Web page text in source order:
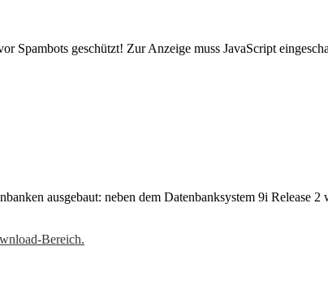
Spambots geschützt! Zur Anzeige muss JavaScript
ausgebaut: neben dem Datenbanksystem 9i Release
Bereich.